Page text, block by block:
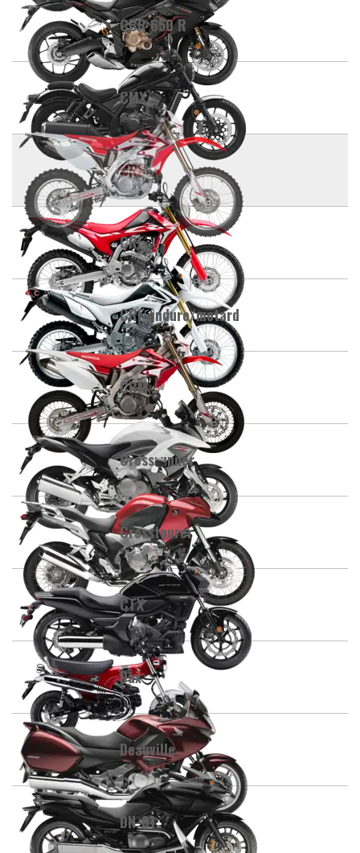
CBR 650 R
CMX
CRE
CRF
CRF enduro/motard
CRM
Crossrunner
Crosstourer
CTX
Dax
Deauville
DN-01